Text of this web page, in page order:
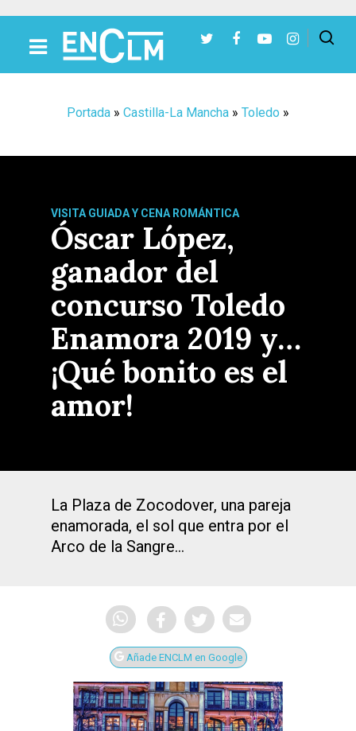
Portada » Castilla-La Mancha » Toledo »
VISITA GUIADA Y CENA ROMÁNTICA
Óscar López,
ganador del
concurso Toledo
Enamora 2019 y…
¡Qué bonito es el
amor!
La Plaza de Zocodover, una pareja
enamorada, el sol que entra por el
Arco de la Sangre…
Añade ENCLM en Google